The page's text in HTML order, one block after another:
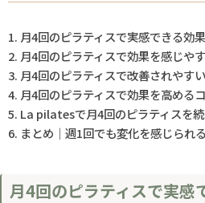
月4回のピラティスで実感できる効
月4回のピラティスで効果を感じや
月4回のピラティスで改善されやす
月4回のピラティスで効果を高める
La pilatesで月4回のピラティスを
まとめ｜週1回でも変化を感じられ
月4回のピラティスで実感